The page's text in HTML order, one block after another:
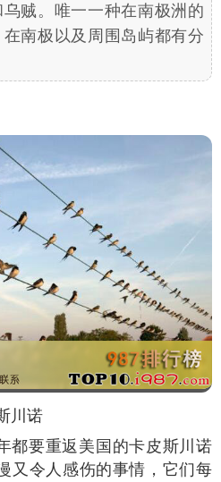
贼。唯一一种在南极洲的
南极以及周围岛屿都有分
川诺
都要重返美国的卡皮斯川诺
又令人感伤的事情，它们每